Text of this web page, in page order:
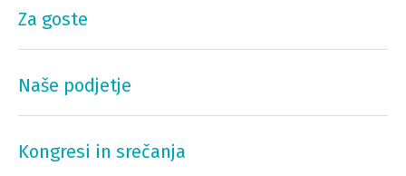
Za goste
Naše podjetje
Kongresi in srečanja